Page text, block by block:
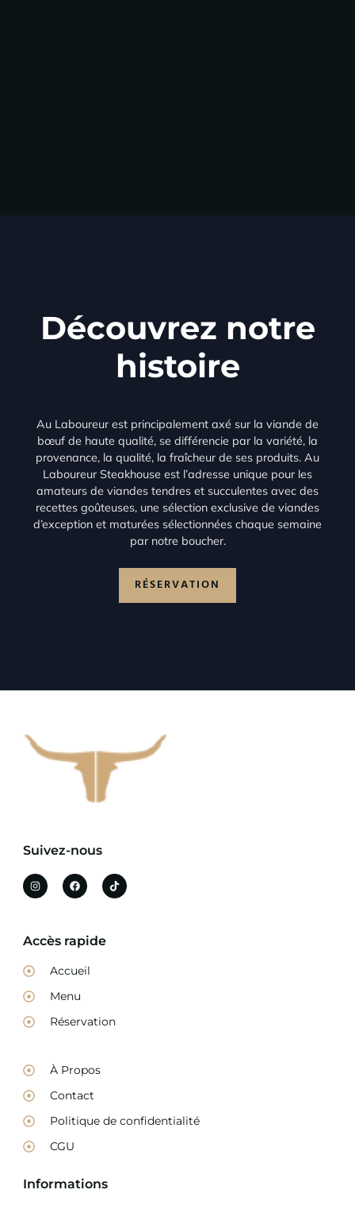
Découvrez notre
histoire
Au Laboureur est principalement axé sur la viande de
bœuf de haute qualité, se différencie par la variété, la
provenance, la qualité, la fraîcheur de ses produits. Au
Laboureur Steakhouse est l’adresse unique pour les
amateurs de viandes tendres et succulentes avec des
recettes goûteuses, une sélection exclusive de viandes
d’exception et maturées sélectionnées chaque semaine
par notre boucher.
RÉSERVATION
Suivez-nous
Accès rapide
Accueil
Menu
Réservation
À Propos
Contact
Politique de confidentialité
CGU
Informations